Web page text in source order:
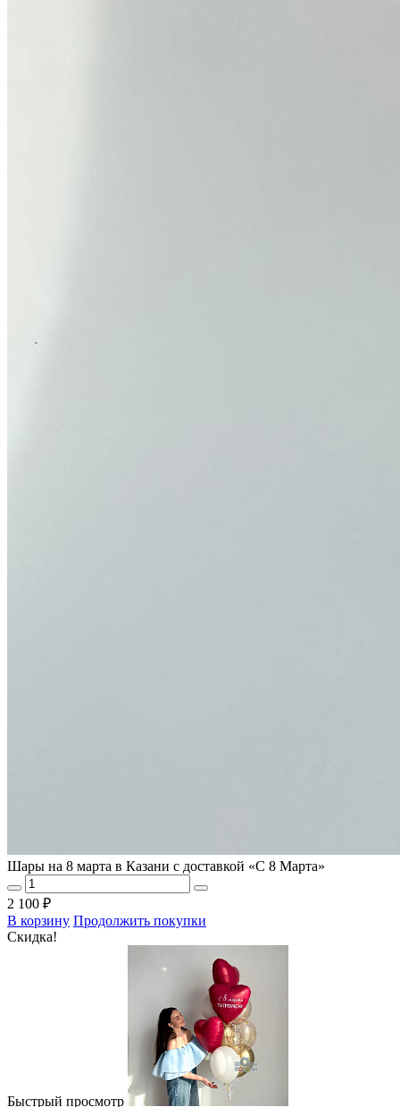
Шары на 8 марта в Казани с доставкой «С 8 Марта»
2 100 ₽
В корзину Продолжить покупки
Скидка!
Быстрый просмотр